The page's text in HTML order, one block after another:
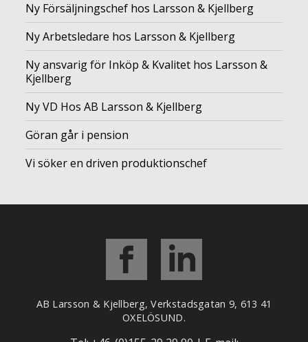
Ny Försäljningschef hos Larsson & Kjellberg
Ny Arbetsledare hos Larsson & Kjellberg
Ny ansvarig för Inköp & Kvalitet hos Larsson &
Kjellberg
Ny VD Hos AB Larsson & Kjellberg
Göran går i pension
Vi söker en driven produktionschef
AB Larsson & Kjellberg, Verkstadsgatan 9, 613 41
OXELÖSUND.